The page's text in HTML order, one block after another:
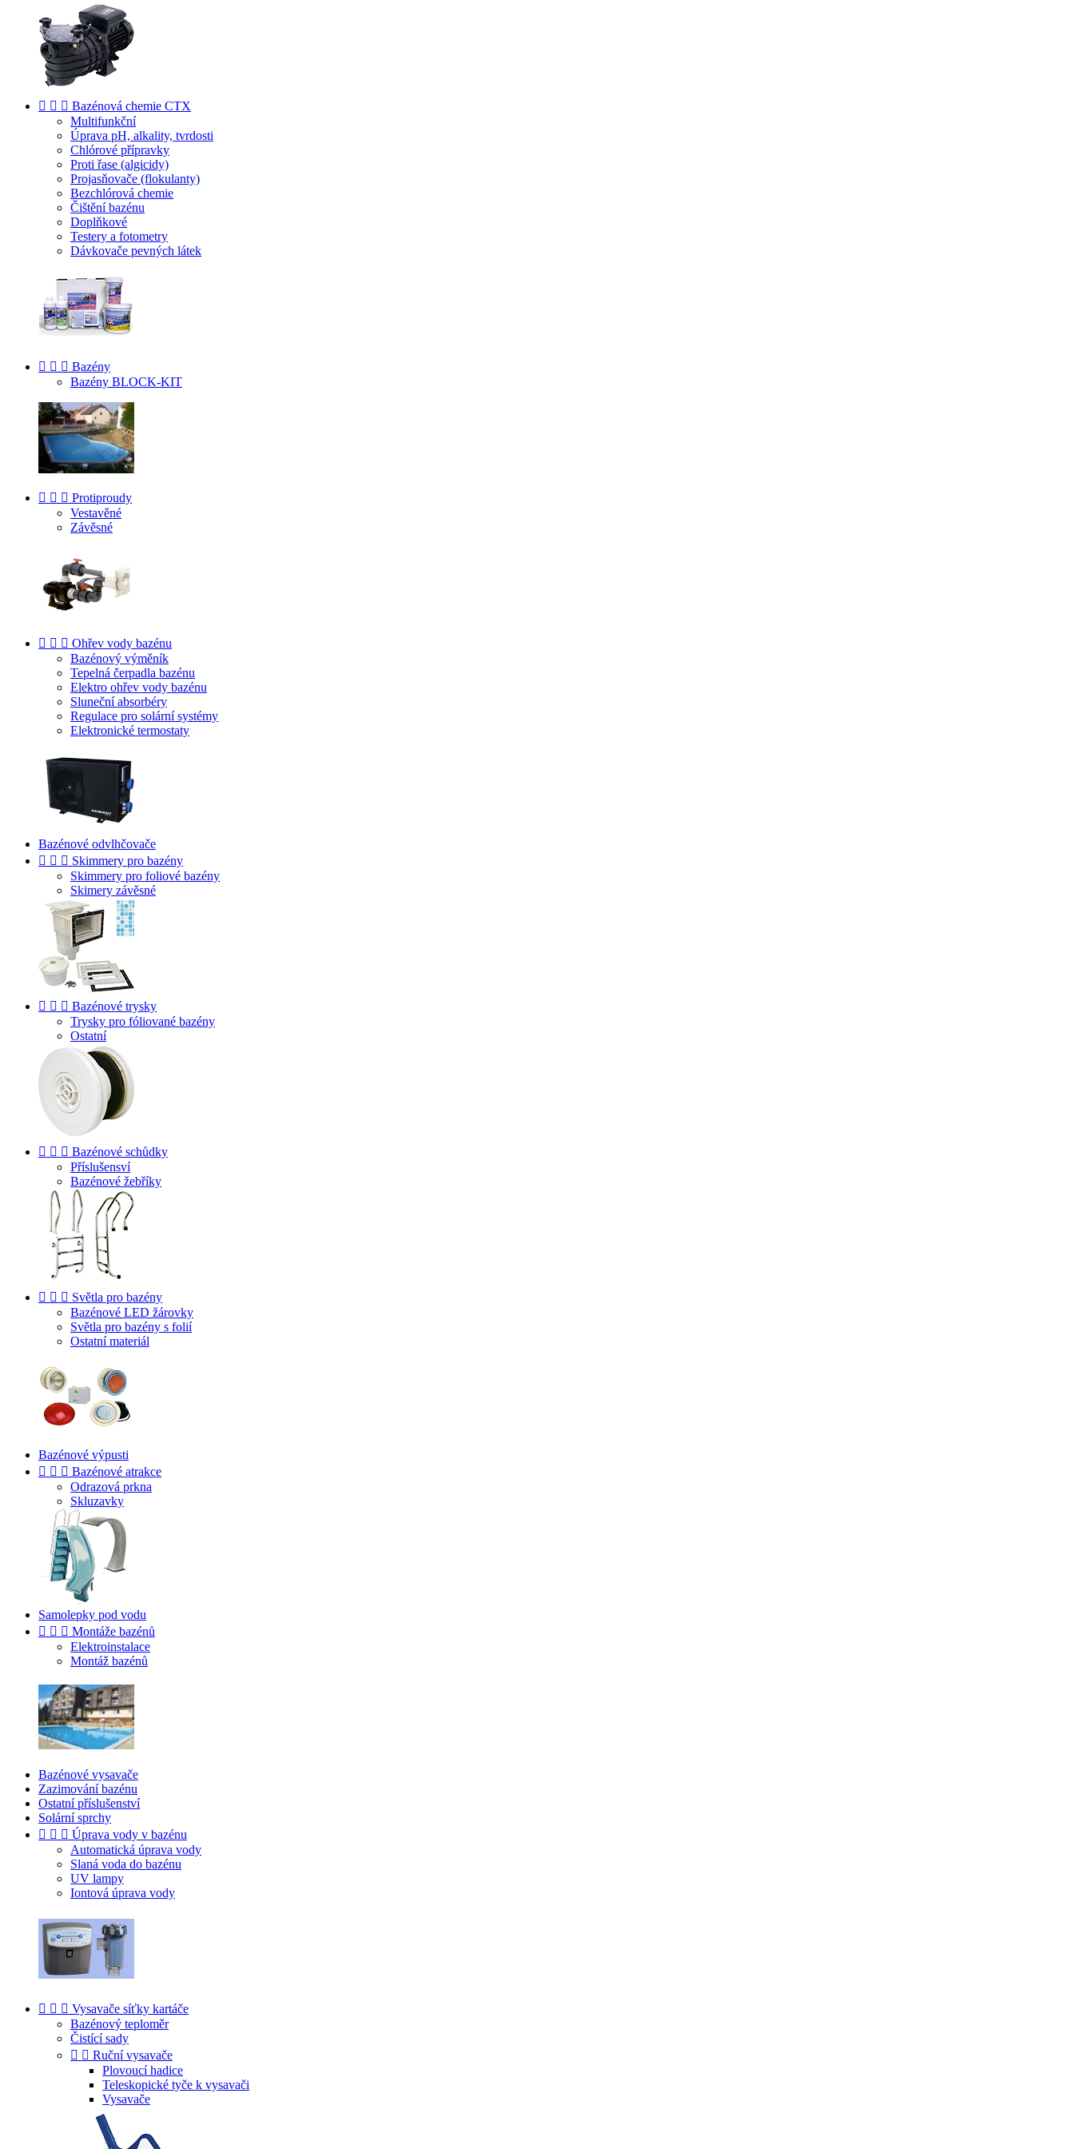
   Bazénová chemie CTX
Multifunkční
Úprava pH, alkality, tvrdosti
Chlórové přípravky
Proti řase (algicidy)
Projasňovače (flokulanty)
Bezchlórová chemie
Čištění bazénu
Doplňkové
Testery a fotometry
Dávkovače pevných látek
   Bazény
Bazény BLOCK-KIT
   Protiproudy
Vestavěné
Závěsné
   Ohřev vody bazénu
Bazénový výměník
Tepelná čerpadla bazénu
Elektro ohřev vody bazénu
Sluneční absorbéry
Regulace pro solární systémy
Elektronické termostaty
Bazénové odvlhčovače
   Skimmery pro bazény
Skimmery pro foliové bazény
Skimery závěsné
   Bazénové trysky
Trysky pro fóliované bazény
Ostatní
   Bazénové schůdky
Příslušensví
Bazénové žebříky
   Světla pro bazény
Bazénové LED žárovky
Světla pro bazény s folií
Ostatní materiál
Bazénové výpusti
   Bazénové atrakce
Odrazová prkna
Skluzavky
Samolepky pod vodu
   Montáže bazénů
Elektroinstalace
Montáž bazénů
Bazénové vysavače
Zazimování bazénu
Ostatní příslušenství
Solární sprchy
   Úprava vody v bazénu
Automatická úprava vody
Slaná voda do bazénu
UV lampy
Iontová úprava vody
   Vysavače síťky kartáče
Bazénový teploměr
Čistící sady
  Ruční vysavače
Plovoucí hadice
Teleskopické tyče k vysavači
Vysavače